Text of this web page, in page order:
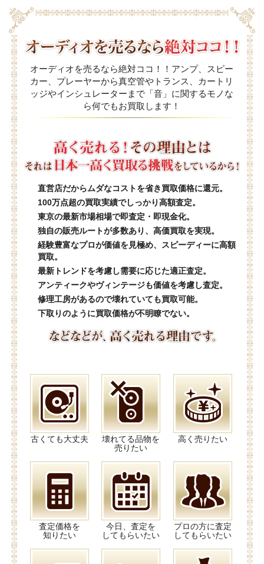
オーディオを売るなら絶対ココ！！アンプ、スピー
カー、プレーヤーから真空管やトランス、カートリ
ッジやインシュレーターまで「音」に関するモノな
ら何でもお買取します！
直営店だからムダなコストを省き買取価格に還元。
100万点超の買取実績でしっかり高額査定。
東京の最新市場相場で即査定・即現金化。
独自の販売ルートが多数あり、高価買取を実現。
経験豊富なプロが価値を見極め、スピーディーに高額
買取。
最新トレンドを考慮し需要に応じた適正査定。
アンティークやヴィンテージも価値を考慮し査定。
修理工房があるので壊れていても買取可能。
下取りのように買取価格が不明瞭でない。
古くても大丈夫
壊れてる品物を
売りたい
高く売りたい
査定価格を
知りたい
今日、査定を
してもらいたい
プロの方に査定
してもらいたい